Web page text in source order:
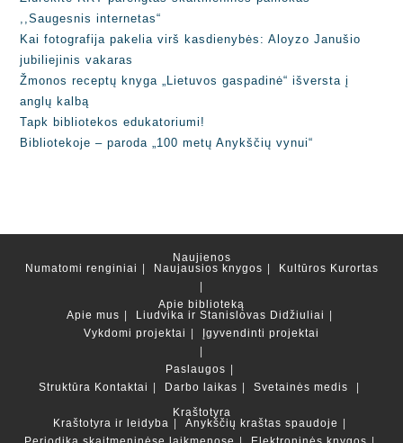
,,Saugesnis internetas“
Kai fotografija pakelia virš kasdienybės: Aloyzo Janušio
jubiliejinis vakaras
Žmonos receptų knyga „Lietuvos gaspadinė“ išversta į
anglų kalbą
Tapk bibliotekos edukatoriumi!
Bibliotekoje – paroda „100 metų Anykščių vynui“
Naujienos
Numatomi renginiai
Naujausios knygos Kultūros Kurortas
Apie biblioteką
Apie mus
Liudvika ir Stanislovas Didžiuliai
Vykdomi projektai
Įgyvendinti projektai
Paslaugos
Struktūra Kontaktai Darbo laikas
Svetainės medis
Kraštotyra
Kraštotyra ir leidyba
Anykščių kraštas spaudoje